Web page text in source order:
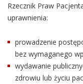
Rzecznik Praw
uprawnienia:
prowadzenie
bez wymaganego
wydawanie
zdrowiu lub życiu